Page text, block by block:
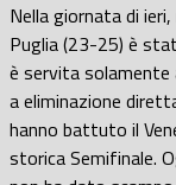
Nella giornata di
Puglia (23-25) è
è servita solamente
a eliminazione
hanno battuto il
storica Semifinale.